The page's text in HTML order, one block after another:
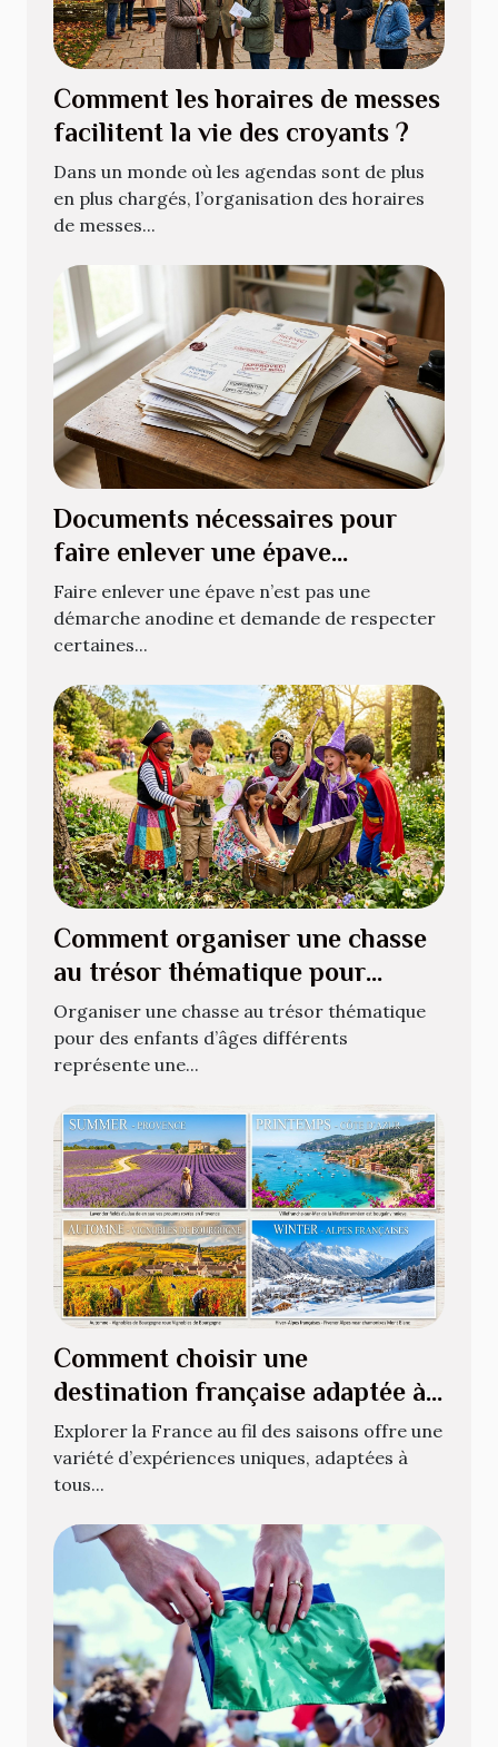
Comment les horaires de messes
facilitent la vie des croyants ?
Dans un monde où les agendas sont de plus
en plus chargés, l’organisation des horaires
de messes...
Documents nécessaires pour
faire enlever une épave
légalement
Faire enlever une épave n’est pas une
démarche anodine et demande de respecter
certaines...
Comment organiser une chasse
au trésor thématique pour
enfants de différents âges ?
Organiser une chasse au trésor thématique
pour des enfants d’âges différents
représente une...
Comment choisir une
destination française adaptée à
chaque saison ?
Explorer la France au fil des saisons offre une
variété d’expériences uniques, adaptées à
tous...